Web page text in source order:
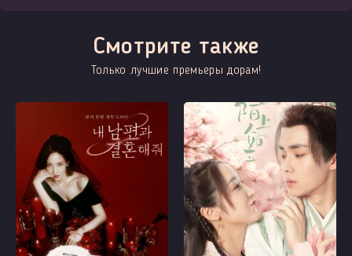
Смотрите также
Только лучшие премьеры дорам!